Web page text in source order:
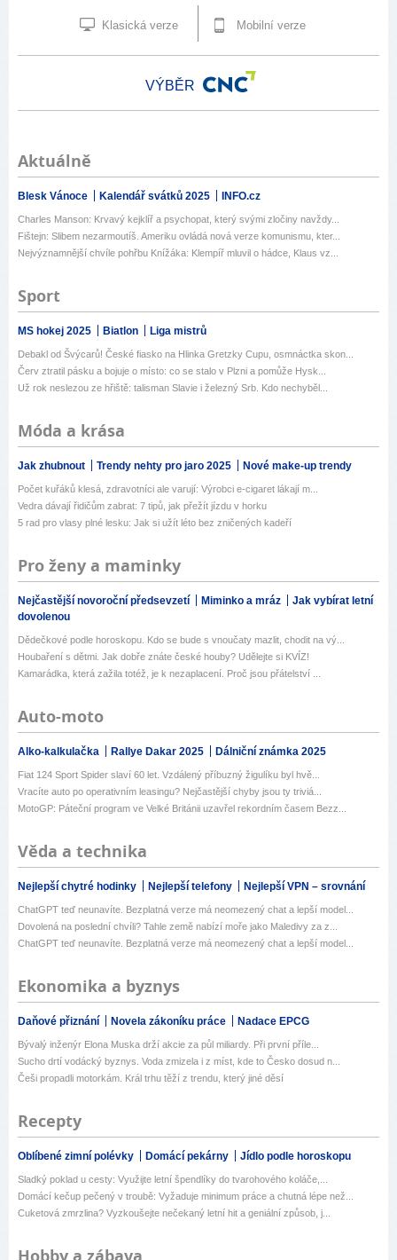
Klasická verze Mobilní verze
VÝBĚR
Aktuálně
Blesk Vánoce Kalendář svátků 2025 INFO.cz
Charles Manson: Krvavý kejklíř a psychopat, který svými zločiny navždy...
Fištejn: Slibem nezarmoutíš. Ameriku ovládá nová verze komunismu, kter...
Nejvýznamnější chvíle pohřbu Knížáka: Klempíř mluvil o hádce, Klaus vz...
Sport
MS hokej 2025 Biatlon Liga mistrů
Debakl od Švýcarů! České fiasko na Hlinka Gretzky Cupu, osmnáctka skon...
Červ ztratil pásku a bojuje o místo: co se stalo v Plzni a pomůže Hysk...
Už rok neslezou ze hřiště: talisman Slavie i železný Srb. Kdo nechyběl...
Móda a krása
Jak zhubnout Trendy nehty pro jaro 2025 Nové make-up trendy
Počet kuřáků klesá, zdravotníci ale varují: Výrobci e-cigaret lákají m...
Vedra dávají řidičům zabrat: 7 tipů, jak přežít jízdu v horku
5 rad pro vlasy plné lesku: Jak si užít léto bez zničených kadeří
Pro ženy a maminky
Nejčastější novoroční předsevzetí Miminko a mráz
Jak vybírat letní
dovolenou
Dědečkové podle horoskopu. Kdo se bude s vnoučaty mazlit, chodit na vý...
Houbaření s dětmi. Jak dobře znáte české houby? Udělejte si KVÍZ!
Kamarádka, která zažila totéž, je k nezaplacení. Proč jsou přátelství ...
Auto-moto
Alko-kalkulačka Rallye Dakar 2025 Dálniční známka 2025
Fiat 124 Sport Spider slaví 60 let. Vzdálený příbuzný žigulíku byl hvě...
Vracíte auto po operativním leasingu? Nejčastější chyby jsou ty triviá...
MotoGP: Páteční program ve Velké Británii uzavřel rekordním časem Bezz...
Věda a technika
Nejlepší chytré hodinky Nejlepší telefony Nejlepší VPN – srovnání
ChatGPT teď neunavíte. Bezplatná verze má neomezený chat a lepší model...
Dovolená na poslední chvíli? Tahle země nabízí moře jako Maledivy za z...
ChatGPT teď neunavíte. Bezplatná verze má neomezený chat a lepší model...
Ekonomika a byznys
Daňové přiznání Novela zákoníku práce Nadace EPCG
Bývalý inženýr Elona Muska drží akcie za půl miliardy. Při první příle...
Sucho drtí vodácký byznys. Voda zmizela i z míst, kde to Česko dosud n...
Češi propadli motorkám. Král trhu těží z trendu, který jiné děsí
Recepty
Oblíbené zimní polévky Domácí pekárny Jídlo podle horoskopu
Sladký poklad u cesty: Využijte letní špendlíky do tvarohového koláče,...
Domácí kečup pečený v troubě: Vyžaduje minimum práce a chutná lépe než...
Cuketová zmrzlina? Vyzkoušejte nečekaný letní hit a geniální způsob, j...